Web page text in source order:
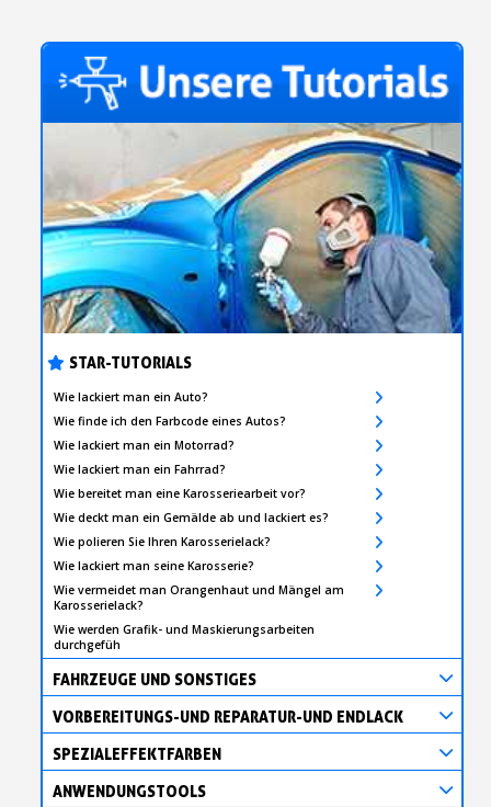
STAR-TUTORIALS
Wie lackiert man ein Auto?
Wie finde ich den Farbcode eines Autos?
Wie lackiert man ein Motorrad?
Wie lackiert man ein Fahrrad?
Wie bereitet man eine Karosseriearbeit vor?
Wie deckt man ein Gemälde ab und lackiert es?
Wie polieren Sie Ihren Karosserielack?
Wie lackiert man seine Karosserie?
Wie vermeidet man Orangenhaut und Mängel am
Karosserielack?
Wie werden Grafik- und Maskierungsarbeiten
durchgefüh
FAHRZEUGE UND SONSTIGES
VORBEREITUNGS-UND REPARATUR-UND ENDLACK
SPEZIALEFFEKTFARBEN
ANWENDUNGSTOOLS